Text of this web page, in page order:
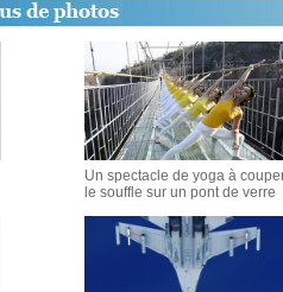
Un spectacle de yoga à
le souffle sur un pont de verre